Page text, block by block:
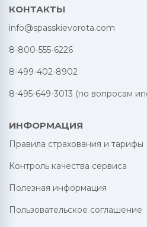
КОНТАКТЫ
info@spasskievorota.com
8-800-555-6226
8-499-402-8902
8-495-649-3013 (по вопросам
ИНФОРМАЦИЯ
Правила страхования и тарифы
Контроль качества сервиса
Полезная информация
Пользовательское соглашение